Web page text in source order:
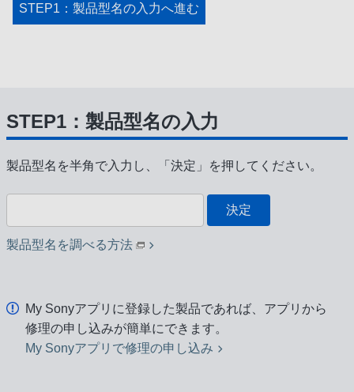
STEP1：製品型名の入力へ進む
STEP1：製品型名の入力
製品型名を半角で入力し、「決定」を押してください。
決定
製品型名を調べる方法
My Sonyアプリに登録した製品であれば、アプリから
修理の申し込みが簡単にできます。
My Sonyアプリで修理の申し込み